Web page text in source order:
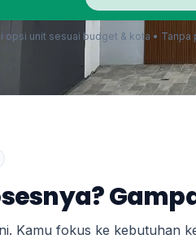
opsi unit sesuai budget & kota • Tanpa
Kamu fokus ke kebutuhan